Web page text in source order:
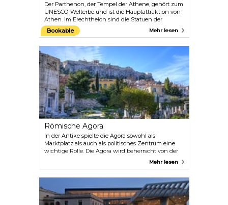
Der Parthenon, der Tempel der Athene, gehört zum
UNESCO-Welterbe und ist die Hauptattraktion von
Athen. Im Erechtheion sind die Statuen der
Karyatiden ausgestellt, wobei die Originalstatuen
wegen der Luftverschmutzung durch Kopien
neuen Museum). An den südlichen Hängen der
Akropolis liegt das Odeon des Herodes Atticus, ein
römisches Theater mit Platz für bis zu 5.000
Zuschauer. Es wird während der jährlichen
Athener Festivals für Ballett- und
Musikaufführungen von Weltrang genutzt. Neben
dem Herodes Atticus liegt das Dionysostheater, für
das fast alle Tragödien und Komödien des antiken
Griechenlands geschrieben wurden.
Bookable Mehr lesen
Römische Agora
In der Antike spielte die Agora sowohl als
Marktplatz als auch als politisches Zentrum eine
wichtige Rolle. Die Agora wird beherrscht von der
Stoa des Attalos und dem Theseion oder Tempel
Helden der griechischen Mythologie, gewidmet ist.
Mehr lesen